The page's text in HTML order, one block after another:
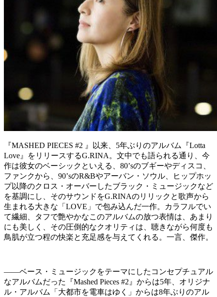
『MASHED PIECES #2 』以来、5年ぶりのアルバム『Lotta
Love』をリリースするG.RINA。文中でも語られる通り、今
作は彼女のベーシックといえる、80’sのブギーやディスコ、
ファンクから、90’sのR&Bやアーバン・ソウル、ヒップホッ
プ以降のクロス・オーバーしたブラック・ミュージックなど
を基調にし、そのサウンドをG.RINAのリリックと歌声から
生まれる大きな「LOVE」で包み込んだ一作。カラフルでい
て繊細、タフで艶やかなこのアルバムの放つ表情は、あまり
にも美しく、その圧倒的なクオリティは、聴きながら何度も
鳥肌が立つ程の快楽と充足感を与えてくれる。一言、傑作。
——ベース・ミュージックをテーマにしたコンセプチュアル
なアルバムだった『Mashed Pieces #2』からは5年、オリジナ
ル・アルバム「大都市を電車はゆく」からは8年ぶりのアル